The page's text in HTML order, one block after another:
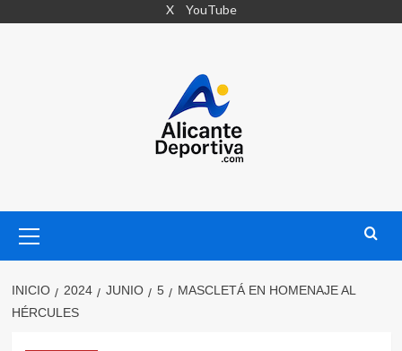
X YouTube
primario
INICIO 2024 JUNIO 5
MASCLETÁ EN HOMENAJE AL
HÉRCULES